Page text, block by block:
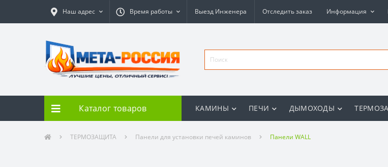
Наш адрес Время работы Выезд Инженера Отследить заказ Информация
Каталог товаров КАМИНЫ ПЕЧИ ДЫМОХОДЫ
ТЕРМОЗАЩИТА Панели для установки печей каминов Панели WALL